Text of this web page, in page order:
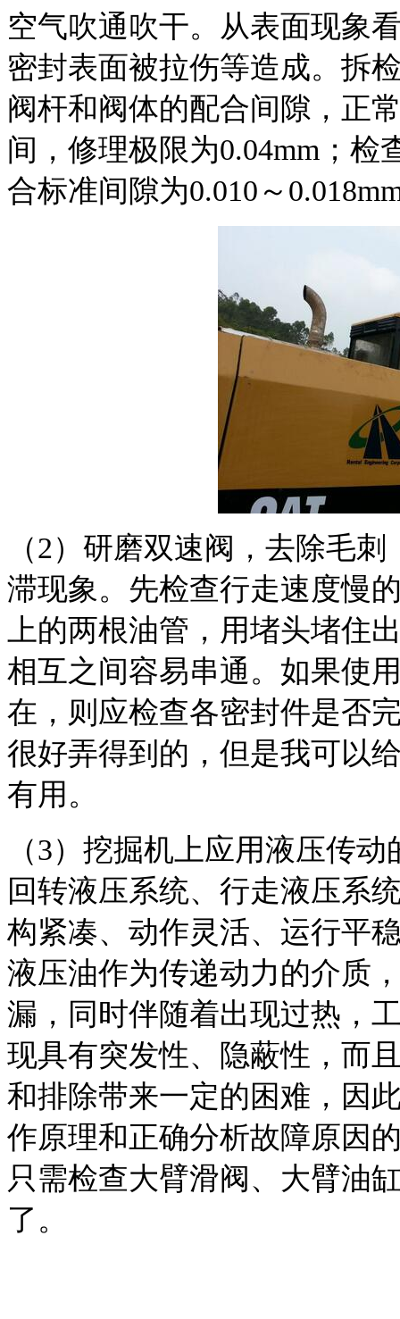
空气吹通吹干。从表面现象
密封表面被拉伤等造成。拆
阀杆和阀体的配合间隙，正
间，修理极限为0.04mm；
合标准间隙为0.010～
（2）研磨双速阀，去除毛
滞现象。先检查行走速度慢
上的两根油管，用堵头堵住
相互之间容易串通。如果使
在，则应检查各密封件是否
很好弄得到的，但是我可以
有用。
（3）挖掘机上应用液压传
回转液压系统、行走液压系
构紧凑、动作灵活、运行平
液压油作为传递动力的介质
漏，同时伴随着出现过热，
现具有突发性、隐蔽性，而
和排除带来一定的困难，因
作原理和正确分析故障原因
只需检查大臂滑阀、大臂油
了。